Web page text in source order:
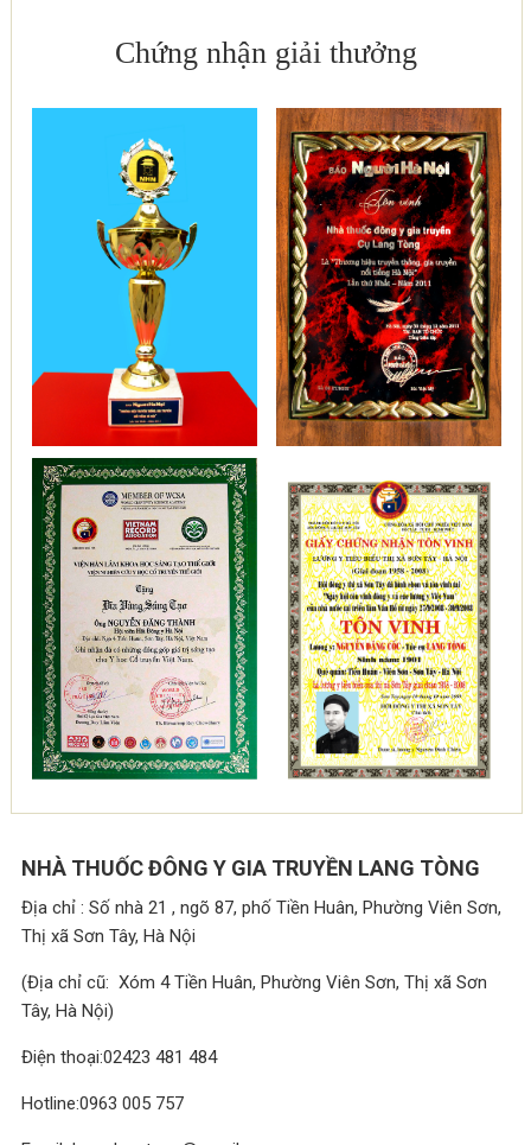
Chứng nhận giải thưởng
NHÀ THUỐC ĐÔNG Y GIA TRUYỀN LANG TÒNG
Địa chỉ : Số nhà 21 , ngõ 87, phố Tiền Huân, Phường Viên Sơn,
Thị xã Sơn Tây, Hà Nội
(Địa chỉ cũ: Xóm 4 Tiền Huân, Phường Viên Sơn, Thị xã Sơn
Tây, Hà Nội)
Điện thoại:02423 481 484
Hotline:0963 005 757